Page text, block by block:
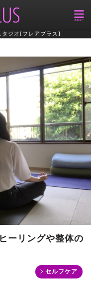
ジオ[フレアプラス]
ーリングや整体の
セルフケア